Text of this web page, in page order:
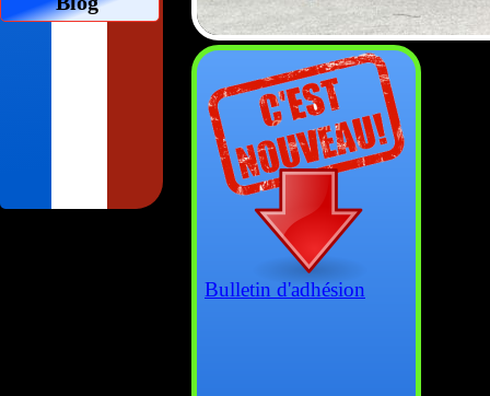
Bulletin d'adhésion